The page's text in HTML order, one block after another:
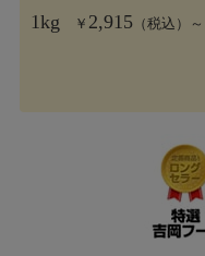
1kg ￥ 2,915 （税込）～